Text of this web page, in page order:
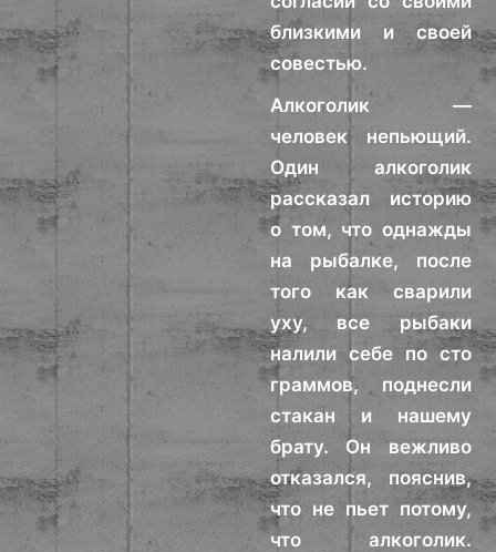
близкими и своей
совестью.
Алкоголик —
человек непьющий.
Один алкоголик
рассказал историю
о том, что однажды
на рыбалке, после
того как сварили
уху, все рыбаки
налили себе по сто
граммов, поднесли
стакан и нашему
брату. Он вежливо
отказался, пояснив,
что не пьет потому,
что алкоголик.